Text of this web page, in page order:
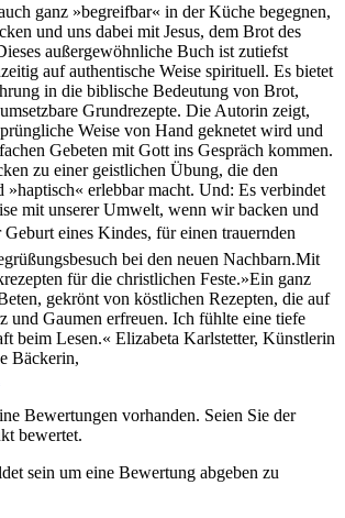
ganz »begreifbar« in der Küche begegnen,
und uns dabei mit Jesus, dem Brot des
außergewöhnliche Buch ist zutiefst
auf authentische Weise spirituell. Es bietet
in die biblische Bedeutung von Brot,
Grundrezepte. Die Autorin zeigt,
Weise von Hand geknetet wird und
Gebeten mit Gott ins Gespräch kommen.
zu einer geistlichen Übung, die den
»haptisch« erlebbar macht. Und: Es verbindet
mit unserer Umwelt, wenn wir backen und
Geburt eines Kindes, für einen trauernden
bei den neuen Nachbarn.Mit
für die christlichen Feste.»Ein ganz
gekrönt von köstlichen Rezepten, die auf
und Gaumen erfreuen. Ich fühlte eine tiefe
beim Lesen.« Elizabeta Karlstetter, Künstlerin
Bäckerin,
Bewertungen vorhanden. Seien Sie der
bewertet.
sein um eine Bewertung abgeben zu